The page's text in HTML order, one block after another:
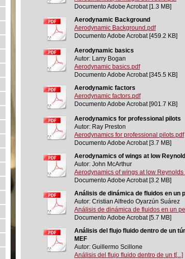
Documento Adobe Acrobat [1.3 MB]
Aerodynamic Background
Aerodynamic Background.pdf
Documento Adobe Acrobat [459.2 KB]
Aerodynamic basics
Autor: Larry Bogan
Aerodynamic basics.pdf
Documento Adobe Acrobat [345.5 KB]
Aerodynamic factors
Aerodynamic factors.pdf
Documento Adobe Acrobat [901.7 KB]
Aerodynamics for professional pilots
Autor: Ray Preston
Aerodynamics for professional pilots.pdf
Documento Adobe Acrobat [3.7 MB]
Aerodynamics of wings at low
Autor: John McArthur
Aerodynamics of wings at low Reynolds
Documento Adobe Acrobat [3.2 MB]
Análisis de dinámica de fluidos en un
Autor: Cristian Alfredo Oyarzún Suárez
Análisis de dinámica de fluidos en un
Documento Adobe Acrobat [5.7 MB]
Análisis del flujo fluido dentro de un
MEF
Autor: Guillermo Scillone
Análisis del flujo fluido dentro de un t[...]